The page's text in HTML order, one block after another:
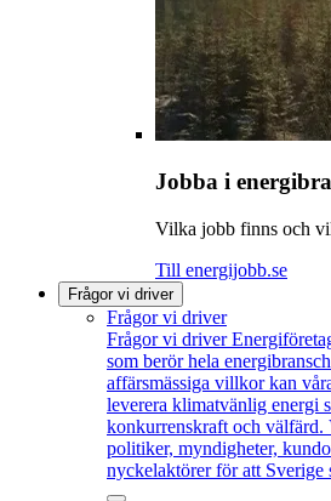
Jobba i
Vilka jobb finns och
Till energijobb.se
Frågor vi driver
Frågor vi driver
Frågor vi driver
som berör hela
affärsmässiga villkor kan
leverera klimatvänlig energi
konkurrenskraft och välfärd.
politiker, myndigheter,
nyckelaktörer för att Sverige